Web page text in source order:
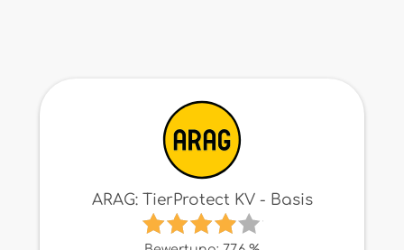
ARAG: TierProtect KV - Basis